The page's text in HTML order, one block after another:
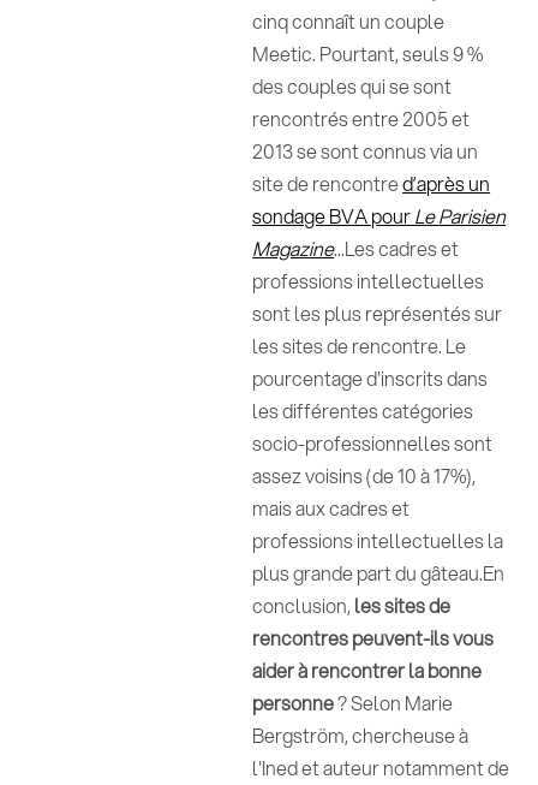
cinq connaît un couple
Meetic. Pourtant, seuls 9 %
des couples qui se sont
rencontrés entre 2005 et
2013 se sont connus via un
site de rencontred’après un
sondage BVA pourLe Parisien
Magazine...Les cadres et
professions intellectuelles
sont les plus représentés sur
les sites de rencontre. Le
pourcentage d'inscrits dans
les différentes catégories
socio-professionnelles sont
assez voisins (de 10 à 17%),
mais aux cadres et
professions intellectuelles la
plus grande part du gâteau.En
conclusion,les sites de
rencontres peuvent-ils vous
aider à rencontrer la bonne
personne? Selon Marie
Bergström, chercheuse à
l'Ined et auteur notamment de